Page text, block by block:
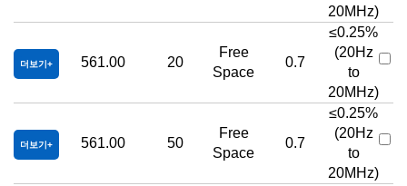
20MHz)
더보기 561.00 20
Free
Space
0.7
≤0.25%
(20Hz
to
20MHz)
더보기 561.00 50
Free
Space
0.7
≤0.25%
(20Hz
to
20MHz)